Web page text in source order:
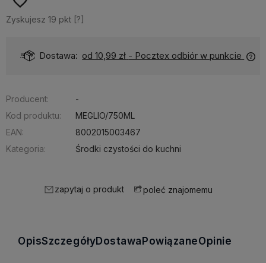
Zyskujesz 19 pkt [?]
Dostawa: od 10,99 zł - Pocztex odbiór w punkcie
Producent:
-
Kod produktu:
MEGLIO/750ML
EAN:
8002015003467
Kategoria:
Środki czystości do kuchni
zapytaj o produkt poleć znajomemu
OpisSzczegółyDostawa PowiązaneOpinie